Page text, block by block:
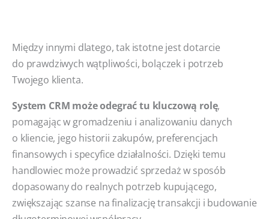
Między innymi dlatego, tak istotne jest dotarcie
do prawdziwych wątpliwości, bolączek i potrzeb
Twojego klienta.
System CRM może odegrać tu kluczową rolę,
pomagając w gromadzeniu i analizowaniu danych
o kliencie, jego historii zakupów, preferencjach
finansowych i specyfice działalności. Dzięki temu
handlowiec może prowadzić sprzedaż w sposób
dopasowany do realnych potrzeb kupującego,
zwiększając szanse na finalizację transakcji i budowanie